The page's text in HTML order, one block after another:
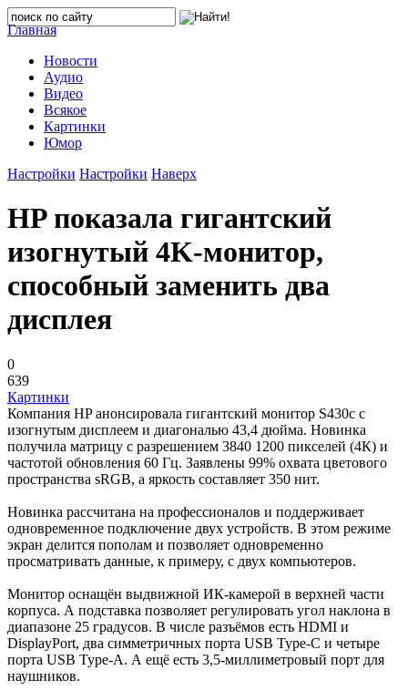
Главная
Новости
Аудио
Видео
Всякое
Картинки
Юмор
Настройки Настройки Наверх
HP показала гигантский
изогнутый 4K-монитор,
способный заменить два
дисплея
0
639
Картинки
Компания HP анонсировала гигантский монитор S430c с
изогнутым дисплеем и диагональю 43,4 дюйма. Новинка
получила матрицу с разрешением 3840 1200 пикселей (4К) и
частотой обновления 60 Гц. Заявлены 99% охвата цветового
пространства sRGB, а яркость составляет 350 нит.
Новинка рассчитана на профессионалов и поддерживает
одновременное подключение двух устройств. В этом режиме
экран делится пополам и позволяет одновременно
просматривать данные, к примеру, с двух компьютеров.
Монитор оснащён выдвижной ИК-камерой в верхней части
корпуса. А подставка позволяет регулировать угол наклона в
диапазоне 25 градусов. В числе разъёмов есть HDMI и
DisplayPort, два симметричных порта USB Type-C и четыре
порта USB Type-A. А ещё есть 3,5-миллиметровый порт для
наушников.